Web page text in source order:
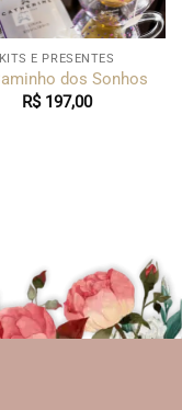
KITS E PRESENTES
dos Sonhos
R$197,00